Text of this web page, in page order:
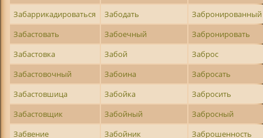
Забаррикадироваться
Забодать
Забронированный
Забастовать
Забоечный
Забронировать
Забастовка
Забой
Заброс
Забастовочный
Забоина
Забросать
Забастовшица
Забойка
Забросить
Забастовщик
Забойный
Забросный
Забвение
Забойник
Заброшенность